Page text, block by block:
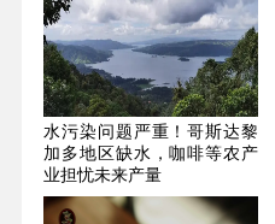
水污染问题严重！哥斯达黎
加多地区缺水，咖啡等农产
业担忧未来产量